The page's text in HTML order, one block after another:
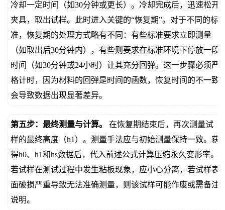
冷却一定时间（如30分钟或更长）。冷却完成后，迅速松开
夹具，取出试样。此时进入关键的“恢复期”。对于不同的标
准，恢复期的处理方式略有不同：有些标准要求立即测量
（如取出后30分钟内），有些则要求在标准环境下停放一段
时间（如30分钟或24小时）让其充分回弹。这一步骤必须严
格计时，因为材料的回弹是时间的函数，恢复时间的不一致
会导致数据出现显著差异。
第五步：最终测量与计算。
在恢复期结束后，再次测量试
样的最终高度（h1）。测量手法应与初始测量保持一致。获
得h0、h1和hs数据后，代入前述公式计算压缩永久变形率。
若试样在测试过程中发生粘板现象，应小心分离，若试样表
面破损严重导致无法准确测量，则该试样可能作废或需备注
说明。